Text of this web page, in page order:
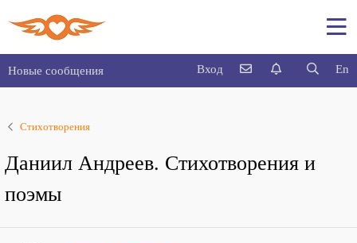
Новые сообщения En
Вход
Стихотворения
Даниил Андреев. Стихотворения и
поэмы